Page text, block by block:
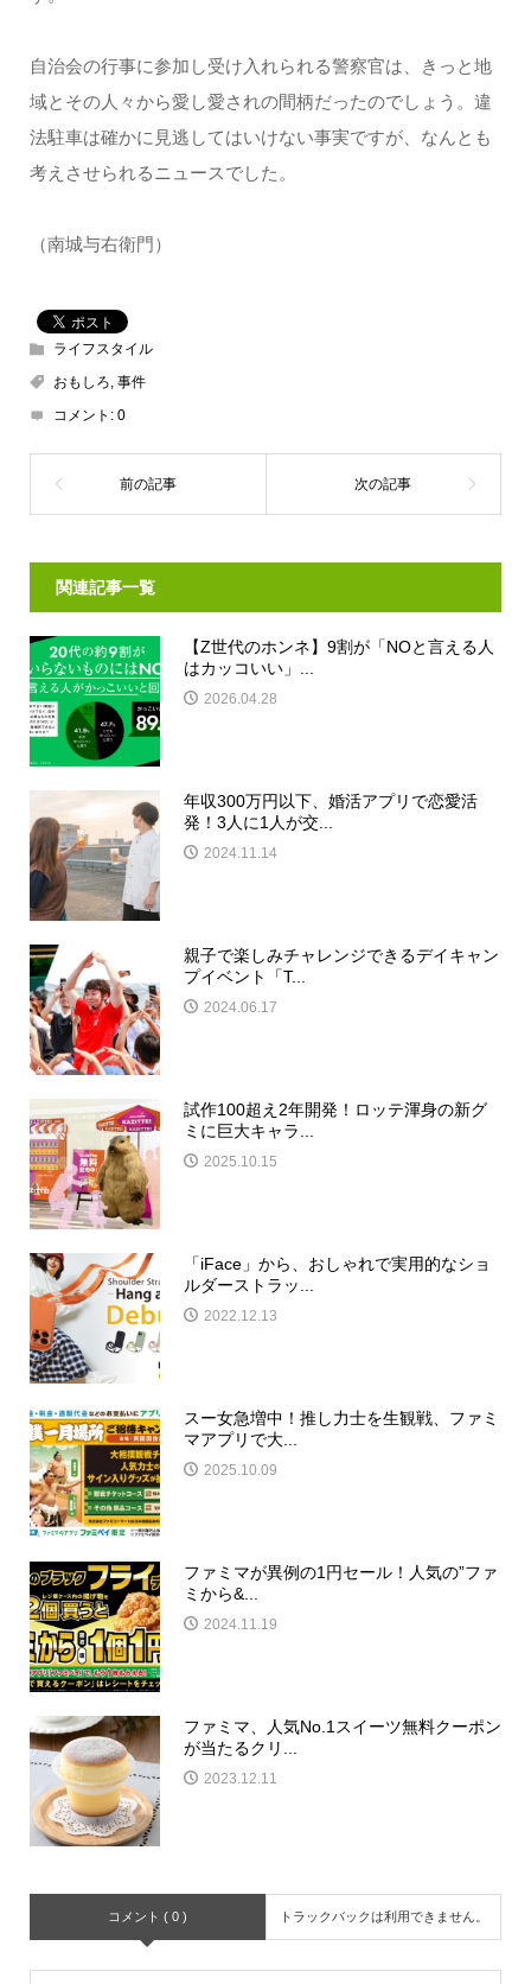
自治会の行事に参加し受け入れられる警察官は、きっと地
域とその人々から愛し愛されの間柄だったのでしょう。違
法駐車は確かに見逃してはいけない事実ですが、なんとも
考えさせられるニュースでした。
（南城与右衛門）
ライフスタイル
おもしろ, 事件
コメント: 0
関連記事一覧
【Z世代のホンネ】9割が「NOと言える人
はカッコいい」...
2026.04.28
年収300万円以下、婚活アプリで恋愛活
発！3人に1人が交...
2024.11.14
親子で楽しみチャレンジできるデイキャン
プイベント「T...
2024.06.17
試作100超え2年開発！ロッテ渾身の新グ
ミに巨大キャラ...
2025.10.15
「iFace」から、おしゃれで実用的なショ
ルダーストラッ...
2022.12.13
スー女急増中！推し力士を生観戦、ファミ
マアプリで大...
2025.10.09
ファミマが異例の1円セール！人気の”ファ
ミから&...
2024.11.19
ファミマ、人気No.1スイーツ無料クーポン
が当たるクリ...
2023.12.11
コメント ( 0 ) トラックバックは利用できません。